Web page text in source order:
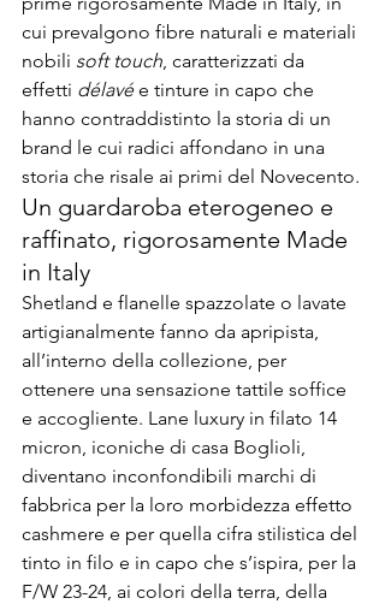
cui prevalgono fibre naturali e materiali
nobili soft touch , caratterizzati da
effetti délavé e tinture in capo che
hanno contraddistinto la storia di un
brand le cui radici affondano in una
storia che risale ai primi del Novecento.
Un guardaroba eterogeneo e
raffinato, rigorosamente Made
in Italy
Shetland e flanelle spazzolate o lavate
artigianalmente fanno da apripista,
all’interno della collezione, per
ottenere una sensazione tattile soffice
e accogliente. Lane luxury in filato 14
micron, iconiche di casa Boglioli,
diventano inconfondibili marchi di
fabbrica per la loro morbidezza effetto
cashmere e per quella cifra stilistica del
tinto in filo e in capo che s’ispira, per la
F/W 23-24, ai colori della terra, della